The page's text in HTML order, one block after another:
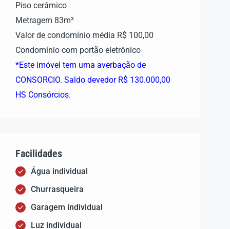
Piso cerâmico
Metragem 83m²
Valor de condomínio média R$ 100,00
Condomínio com portão eletrônico
*Este imóvel tem uma averbação de
CONSORCIO. Saldo devedor R$ 130.000,00
HS Consórcios.
Facilidades
Água individual
Churrasqueira
Garagem individual
Luz individual